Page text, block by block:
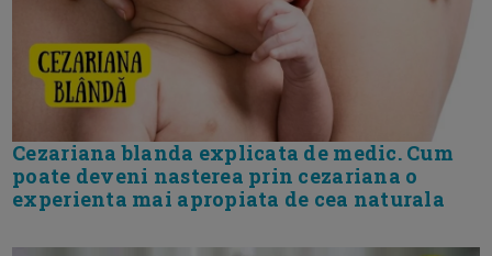
Cezariana blanda explicata de medic. Cum
poate deveni nasterea prin cezariana o
experienta mai apropiata de cea naturala